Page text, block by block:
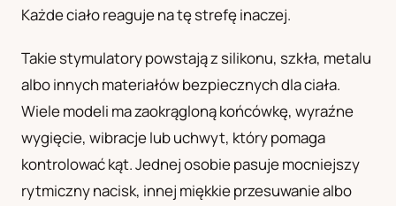
Każde ciało reaguje na tę strefę inaczej.
Takie stymulatory powstają z silikonu, szkła, metalu
albo innych materiałów bezpiecznych dla ciała.
Wiele modeli ma zaokrągloną końcówkę, wyraźne
wygięcie, wibracje lub uchwyt, który pomaga
kontrolować kąt. Jednej osobie pasuje mocniejszy
rytmiczny nacisk, innej miękkie przesuwanie albo